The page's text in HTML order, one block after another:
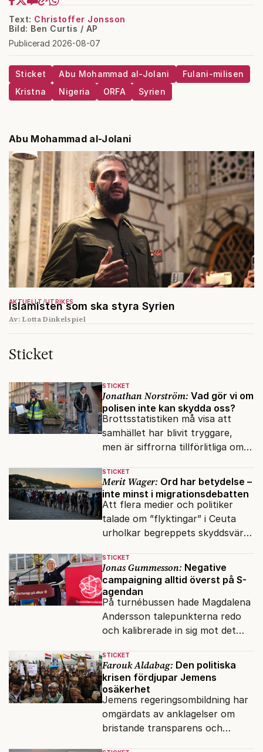
Text: Christoffer Jonsson
Bild: Ben Curtis / AP
Publicerad 2026-08-07
Sticket Abu Mohammad al-Jolani
Fulani-milisen
Kristna
Nigeria ORFA Syrien
Abu Mohammad al-Jolani
Islamisten som ska styra Syrien
AKTUELLT UTRIKES
Av: Lotta Dinkelspiel
Sticket
STICKET
Jonathan Norström: Vad gör vi om
polisen inte kan skydda oss?
Brottsstatistiken må visa att
samhället har blivit tryggare,
men är siffrorna tillförlitliga om
anmäla brott?
STICKET
Merit Wager: Ord har betydelse –
inte minst i migrationsdebatten
Att flera medier och politiker
talade om ”flyktingar” i Ceuta
urholkar begreppets skyddsvärde
och förföljelse.
STICKET
Jonas Gummesson: Negative
campaigning alltid överst på S-
agendan
På turnébussen hade Magdalena
Andersson talepunkterna redo
och kalibrerade in sig mot det
robot.
STICKET
Farouk Aldabag: Den politiska
krisen fördjupar Jemens
osäkerhet
Jemens regeringsombildning har
omgärdats av anklagelser om
bristande transparens och